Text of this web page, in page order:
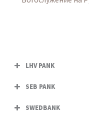
LHV PANK
SEB PANK
SWEDBANK